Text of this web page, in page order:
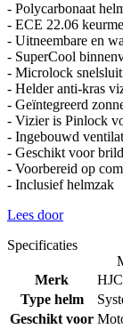
- Polycarbonaat
- ECE 22.06
- Uitneembare en
- SuperCool
- Microlock
- Helder anti-kras
- Geïntegreerd
- Vizier is Pinlock
- Ingebouwd
- Geschikt voor
- Voorbereid op
- Inclusief helmzak
Lees door
Specificaties
Merk
HJC
Type helm
Geschikt voor